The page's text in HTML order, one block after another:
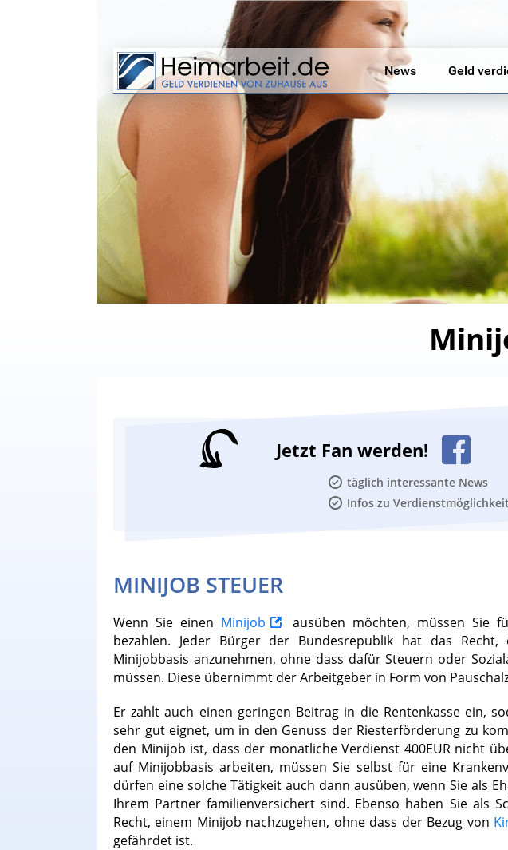
News Geld
Jetzt Fan werden!
täglich interessante News
Infos zu
MINIJOB STEUER
Wenn Sie einen Minijob
ausüben möchten, müssen Sie
bezahlen. Jeder Bürger der Bundesrepublik hat das Recht,
Minijobbasis anzunehmen, ohne dass dafür Steuern oder
müssen. Diese übernimmt der Arbeitgeber in Form von
Er zahlt auch einen geringen Beitrag in die Rentenkasse ein,
sehr gut eignet, um in den Genuss der Riesterförderung zu
den Minijob ist, dass der monatliche Verdienst 400EUR nicht
auf Minijobbasis arbeiten, müssen Sie selbst für eine
dürfen eine solche Tätigkeit auch dann ausüben, wenn Sie als
Ihrem Partner familienversichert sind. Ebenso haben Sie als
Recht, einem Minijob nachzugehen, ohne dass der Bezug von
gefährdet ist.